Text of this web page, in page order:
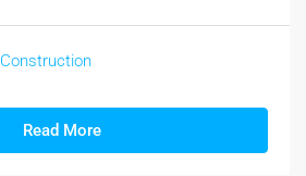
Construction
Read More